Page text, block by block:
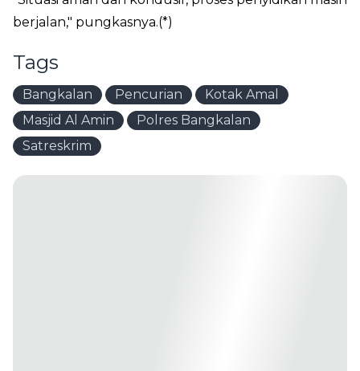
berjalan," pungkasnya.(*)
Tags
Bangkalan Pencurian
Kotak Amal
Masjid Al Amin
Polres Bangkalan
Satreskrim